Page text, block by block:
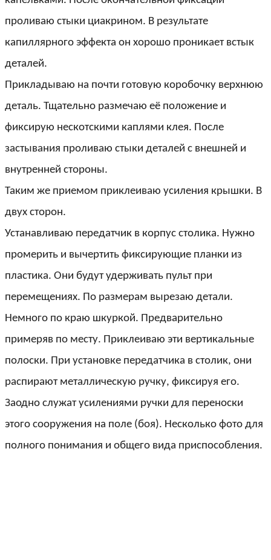
проливаю стыки циакрином. В результате
капиллярного эффекта он хорошо проникает встык
деталей.
Прикладываю на почти готовую коробочку верхнюю
деталь. Тщательно размечаю её положение и
фиксирую нескотскими каплями клея. После
застывания проливаю стыки деталей с внешней и
внутренней стороны.
Таким же приемом приклеиваю усиления крышки. В
двух сторон.
Устанавливаю передатчик в корпус столика. Нужно
промерить и вычертить фиксирующие планки из
пластика. Они будут удерживать пульт при
перемещениях. По размерам вырезаю детали.
Немного по краю шкуркой. Предварительно
примеряв по месту. Приклеиваю эти вертикальные
полоски. При установке передатчика в столик, они
распирают металлическую ручку, фиксируя его.
Заодно служат усилениями ручки для переноски
этого сооружения на поле (боя). Несколько фото для
полного понимания и общего вида приспособления.